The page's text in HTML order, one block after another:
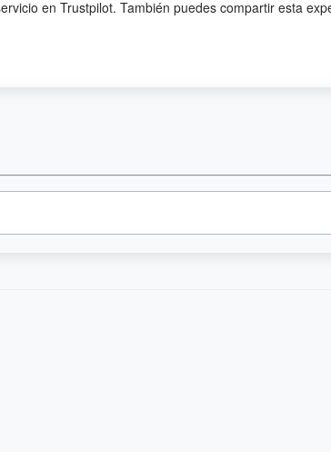
en Trustpilot. También puedes compartir esta